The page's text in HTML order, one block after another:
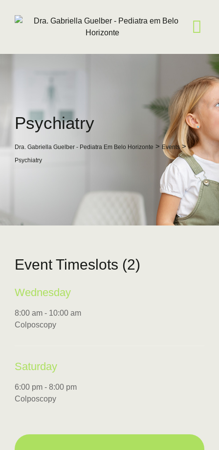
Psychiatry
Dra. Gabriella Guelber - Pediatra Em Belo Horizonte > Events>
Psychiatry
Event Timeslots (2)
Wednesday
8:00 am - 10:00 am
Colposcopy
Saturday
6:00 pm - 8:00 pm
Colposcopy